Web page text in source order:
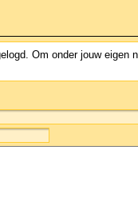
Om onder jouw eigen